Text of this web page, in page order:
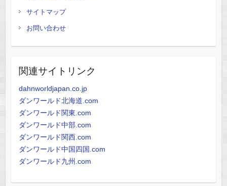
サイトマップ
お問い合わせ
関連サイトリンク
dahnworldjapan.co.jp
ダンワールド北海道.com
ダンワールド関東.com
ダンワールド中部.com
ダンワールド関西.com
ダンワールド中国四国.com
ダンワールド九州.com